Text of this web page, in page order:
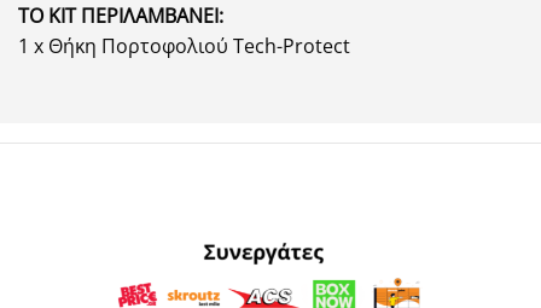
ΤΟ ΚΙΤ ΠΕΡΙΛΑΜΒΑΝΕΙ:
1 x Θήκη Πορτοφολιού Tech-Protect